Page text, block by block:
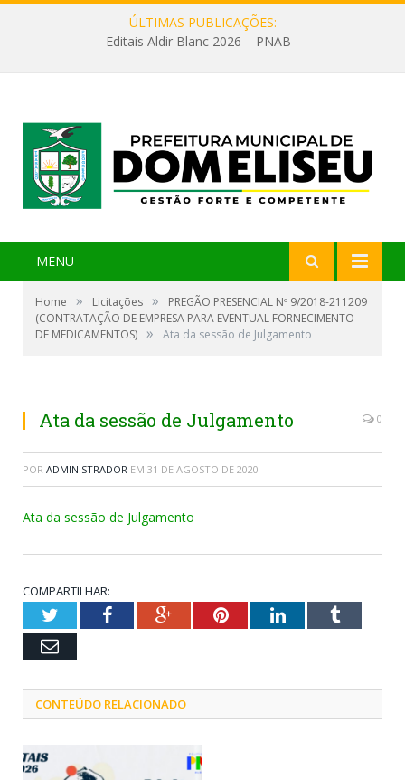
ÚLTIMAS PUBLICAÇÕES:
Editais Aldir Blanc 2026 – PNAB
MENU
Home » Licitações »
PREGÃO PRESENCIAL Nº 9/2018-211209
(CONTRATAÇÃO DE EMPRESA PARA EVENTUAL FORNECIMENTO
DE MEDICAMENTOS) » Ata da sessão de Julgamento
Ata da sessão de Julgamento 0
POR ADMINISTRADOR EM 31 DE AGOSTO DE 2020
Ata da sessão de Julgamento
COMPARTILHAR:
TwitterFacebookGoogle+PinterestLinkedInTumblr
Email
CONTEÚDO RELACIONADO